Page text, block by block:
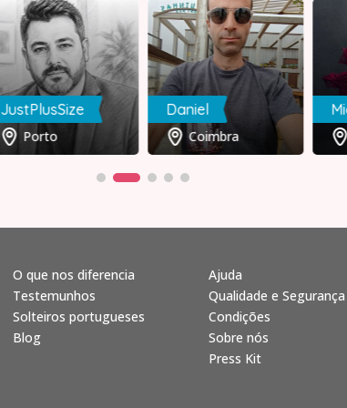
JustPlusSize
Porto
Daniel
Coimbra
O que nos diferencia
Testemunhos
Solteiros portugueses
Blog
Ajuda
Qualidade e Segurança
Condições
Sobre nós
Press Kit